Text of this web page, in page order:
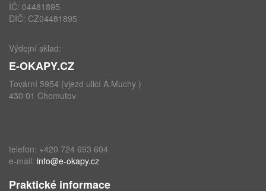
IČ: 04481895
DIČ: CZ04481895
Výdejní sklad:
E-OKAPY.CZ
Tovární 5954 (vjezd ulicí A.Muchy )
430 01 Chomutov
telefon: +420 724 693 604
e-mail: info@e-okapy.cz
Praktické informace